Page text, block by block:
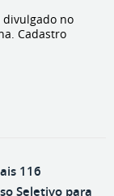
divulgado no
Cadastro
116
Seletivo para